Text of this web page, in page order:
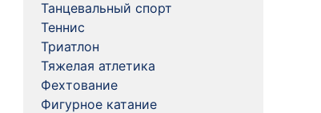
Танцевальный спорт
Теннис
Триатлон
Тяжелая атлетика
Фехтование
Фигурное катание